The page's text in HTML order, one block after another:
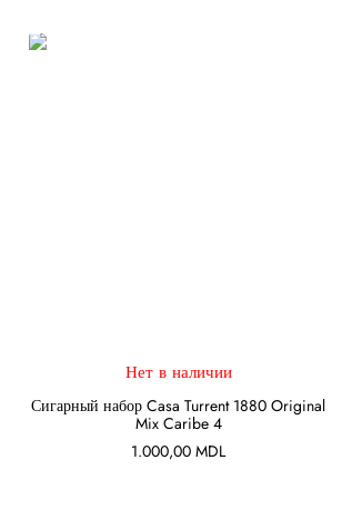
ПОДРОБНЕЕ
Нет в наличии
Сигарный набор Casa Turrent 1880 Original
Mix Caribe 4
1.000,00 MDL